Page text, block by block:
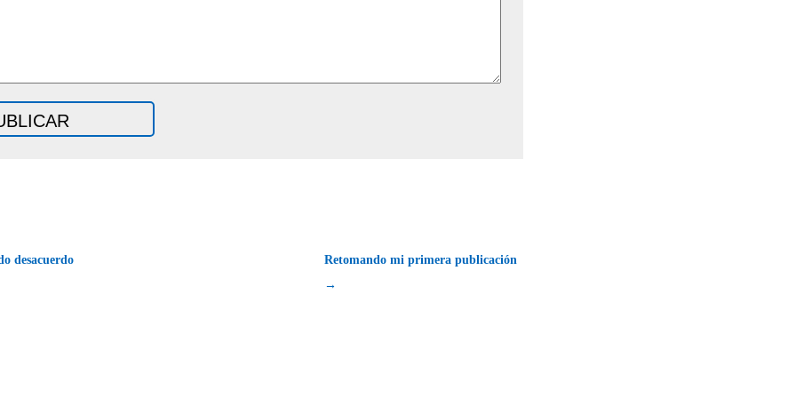
desacuerdo
Retomando mi primera publicación
→